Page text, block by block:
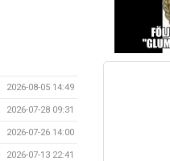
2026-08-05 14:49
2026-07-28 09:31
2026-07-26 14:00
2026-07-13 22:41